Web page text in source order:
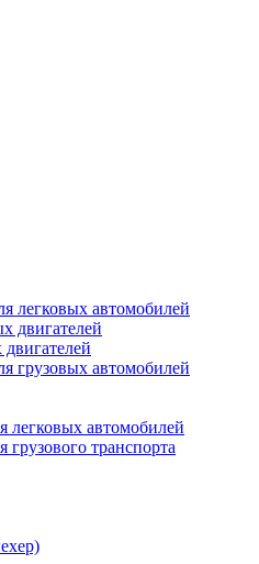
легковых автомобилей
двигателей
грузовых автомобилей
легковых автомобилей
грузового транспорта